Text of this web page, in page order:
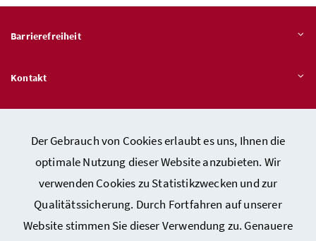
Der Gebrauch von Cookies erlaubt es uns, Ihnen die
optimale Nutzung dieser Website anzubieten. Wir
verwenden Cookies zu Statistikzwecken und zur
Qualitätssicherung. Durch Fortfahren auf unserer
Website stimmen Sie dieser Verwendung zu. Genauere
Barrierefreiheit
Kontakt
Hinweisgeber:innen – Stelle für Rechtsverletzungen